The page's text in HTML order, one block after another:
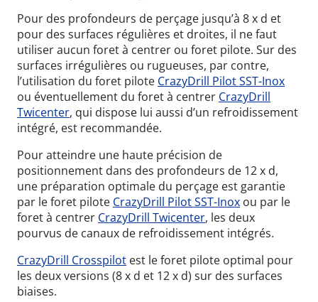
Pour des profondeurs de perçage jusqu’à 8 x d et
pour des surfaces régulières et droites, il ne faut
utiliser aucun foret à centrer ou foret pilote. Sur des
surfaces irrégulières ou rugueuses, par contre,
l’utilisation du foret pilote CrazyDrill Pilot SST-Inox
ou éventuellement du foret à centrer CrazyDrill
Twicenter, qui dispose lui aussi d’un refroidissement
intégré, est recommandée.
Pour atteindre une haute précision de
positionnement dans des profondeurs de 12 x d,
une préparation optimale du perçage est garantie
par le foret pilote CrazyDrill Pilot SST-Inox ou par le
foret à centrer CrazyDrill Twicenter, les deux
pourvus de canaux de refroidissement intégrés.
CrazyDrill Crosspilot est le foret pilote optimal pour
les deux versions (8 x d et 12 x d) sur des surfaces
biaises.